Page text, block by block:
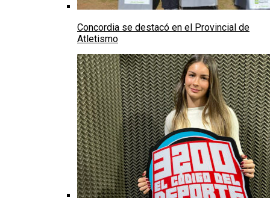
Concordia se destacó en el Provincial de
Atletismo